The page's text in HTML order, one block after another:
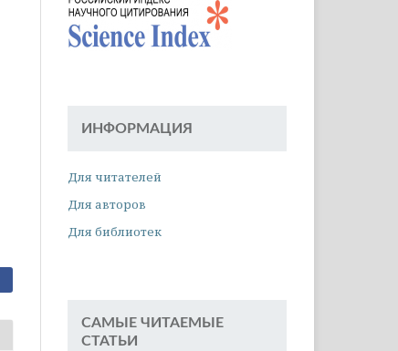
ИНФОРМАЦИЯ
Для читателей
Для авторов
Для библиотек
САМЫЕ ЧИТАЕМЫЕ
СТАТЬИ